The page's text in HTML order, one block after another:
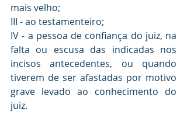
mais velho;
III - ao testamenteiro;
IV - a pessoa de confiança do juiz, na
falta ou escusa das indicadas nos
incisos antecedentes, ou quando
tiverem de ser afastadas por motivo
grave levado ao conhecimento do
juiz.